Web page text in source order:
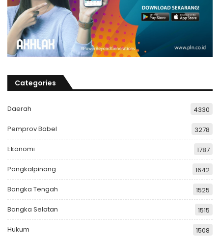
Categories
Daerah 4330
Pemprov Babel 3278
Ekonomi 1787
Pangkalpinang 1642
Bangka Tengah 1525
Bangka Selatan 1515
Hukum 1508